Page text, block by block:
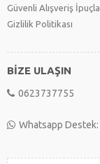
Güvenli Alışveriş
Gizlilik Politikası
BİZE ULAŞIN
0623737755
Whatsapp